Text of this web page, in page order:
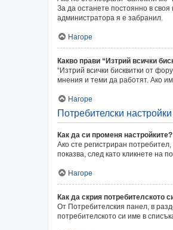
За да останете постоянно в
администратора я е забранил.
Нагоре
Какво прави “Изтрий всички
“Изтрий всички бисквитки от
мнения и теми да работят. Ако
Нагоре
Потребителски
Как да си променя настройките?
Ако сте регистриран
показва, след като кликнете на
Нагоре
Как да скрия потребителското
От Потребителския панел, в
потребителското си име в